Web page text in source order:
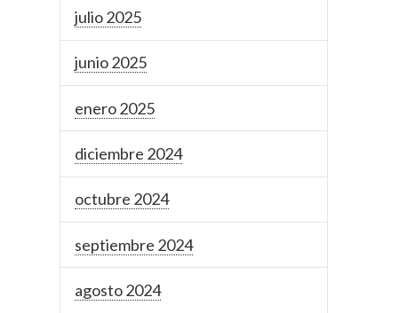
julio 2025
junio 2025
enero 2025
diciembre 2024
octubre 2024
septiembre 2024
agosto 2024